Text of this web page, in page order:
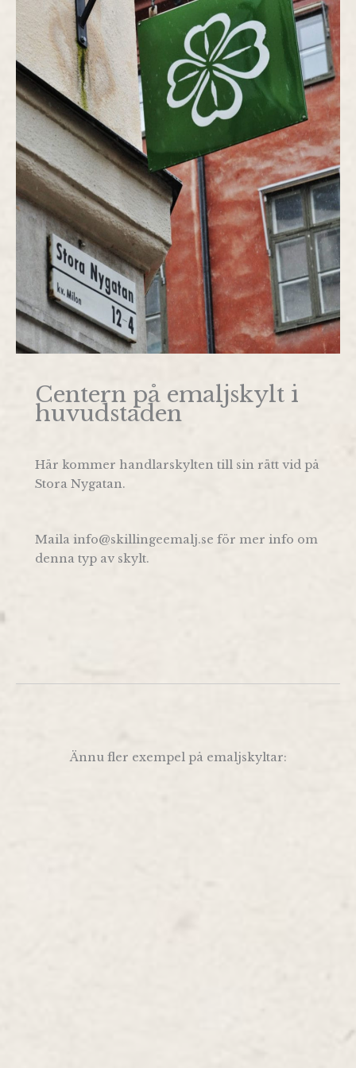
Centern på emaljskylt i
huvudstaden
Här kommer handlarskylten till sin rätt vid på
Stora Nygatan.
Maila info@skillingeemalj.se för mer info om
denna typ av skylt.
Ännu fler exempel på emaljskyltar: